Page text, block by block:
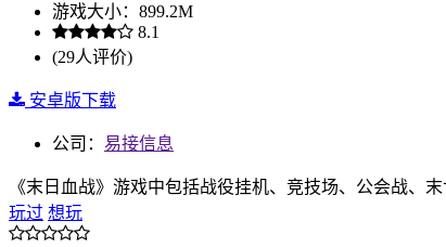
游戏大小：899.2M
8.1
(29人评价)
安卓版下载
公司： 易接信息
《末日血战》游戏中包括战役挂机、竞技场、公会战、
玩过 想玩